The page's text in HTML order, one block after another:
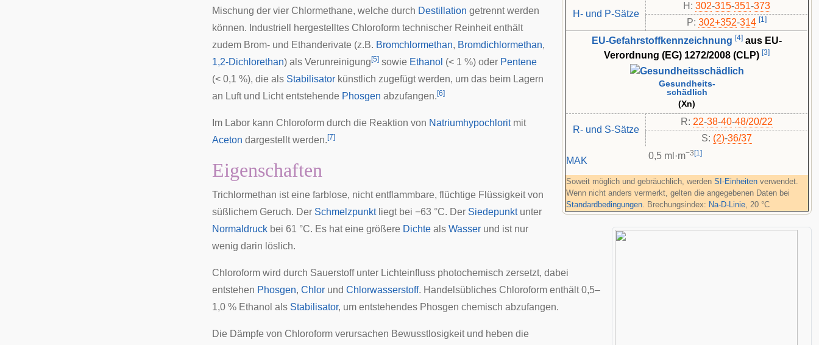
H- und P-Sätze
H: 302-315-351-373
P: 302+352-​314 [1]
EU-Gefahrstoffkennzeichnung [4] aus EU-
Verordnung (EG) 1272/2008 (CLP) [3]
Gesundheits-
schädlich
(Xn)
R- und S-Sätze
R: 22-38-40-48/20/22
S: (2)-36/37
MAK 0,5 ml·m−3 [1]
Soweit möglich und gebräuchlich, werden SI-Einheiten verwendet.
Wenn nicht anders vermerkt, gelten die angegebenen Daten bei
Standardbedingungen. Brechungsindex: Na-D-Linie, 20 °C
Mischung der vier Chlormethane, welche durch Destillation getrennt werden
können. Industriell hergestelltes Chloroform technischer Reinheit enthält
zudem Brom- und Ethanderivate (z.B. Bromchlormethan, Bromdichlormethan,
1,2-Dichlorethan) als Verunreinigung [5] sowie Ethanol (< 1 %) oder Pentene
(< 0,1 %), die als Stabilisator künstlich zugefügt werden, um das beim Lagern
an Luft und Licht entstehende Phosgen abzufangen. [6]
Im Labor kann Chloroform durch die Reaktion von Natriumhypochloritmit
Aceton dargestellt werden. [7]
Eigenschaften
Trichlormethan ist eine farblose, nicht entflammbare, flüchtige Flüssigkeit von
süßlichem Geruch. Der Schmelzpunktliegt bei −63 °C. Der Siedepunktunter
Normaldruck bei 61 °C. Es hat eine größere Dichte als Wasser und ist nur
wenig darin löslich.
Chloroform wird durch Sauerstoff unter Lichteinfluss photochemisch zersetzt, dabei
entstehen Phosgen, Chlor und Chlorwasserstoff. Handelsübliches Chloroform enthält 0,5–
1,0 % Ethanol als Stabilisator, um entstehendes Phosgen chemisch abzufangen.
Die Dämpfe von Chloroform verursachen Bewusstlosigkeitund heben die